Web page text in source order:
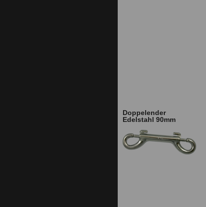
Doppelender
Edelstahl 90mm